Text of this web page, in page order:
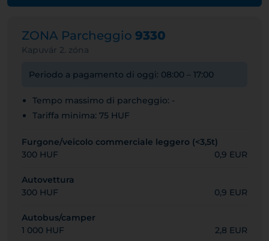
ZONA Parcheggio 9330
Kapuvár 2. zóna
Periodo a pagamento di oggi: 08:00 – 17:00
Tempo massimo di parcheggio: -
Tariffa minima: 75 HUF
Furgone/veicolo commerciale leggero (<3,5t)
300 HUF
0,9 EUR
Autovettura
300 HUF
0,9 EUR
Autobus/camper
1 000 HUF
2,8 EUR